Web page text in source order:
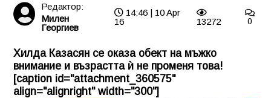
Редактор:
Милен
Георгиев
14:46 | 10 Apr
16
13272 0
Хилда Казасян се оказа обект на мъжко
внимание и възрастта ѝ не променя това!
[caption id="attachment_360575"
align="alignright" width="300"]